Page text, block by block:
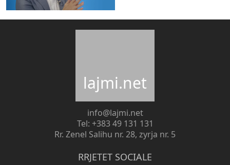
lajmi.net
info@lajmi.net
Tel: +383 49 131 131
Rr. Zenel Salihu nr. 28, zyrja nr. 5
RRJETET SOCIALE